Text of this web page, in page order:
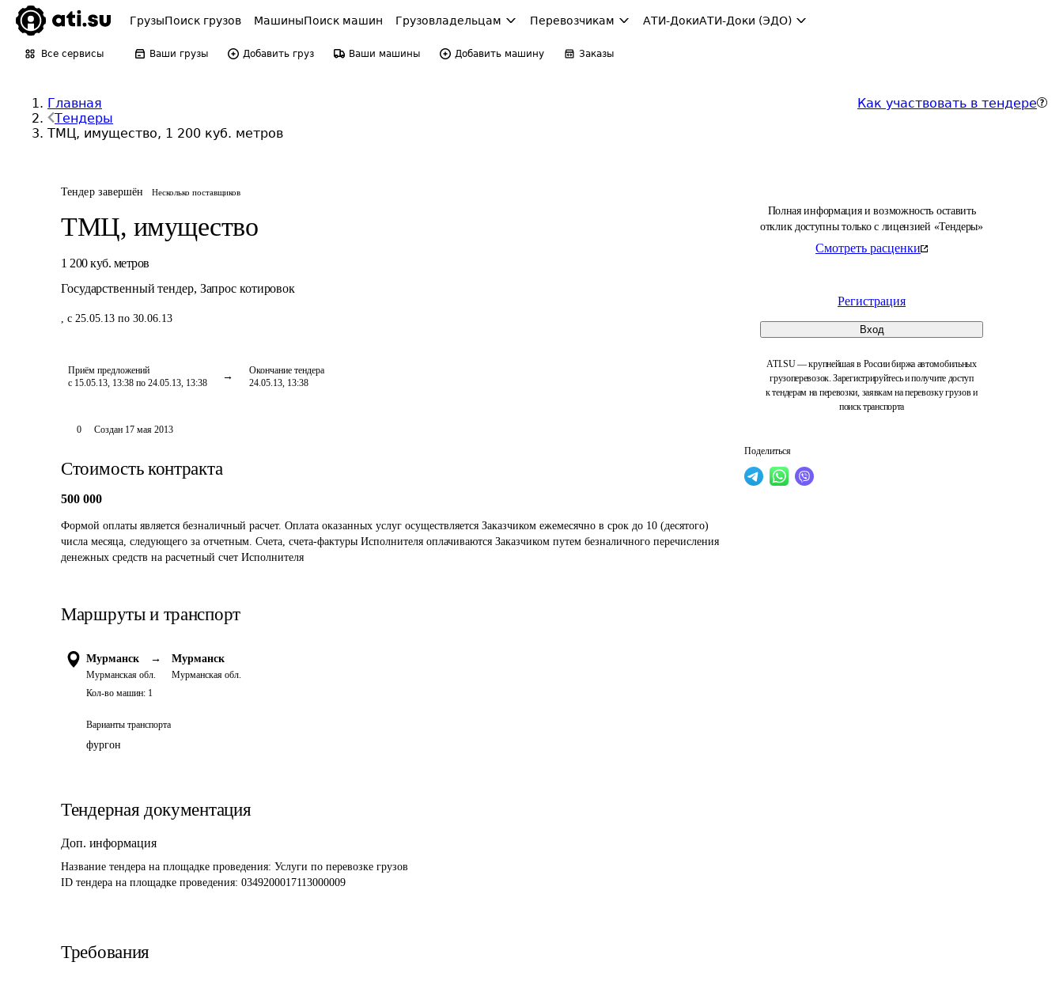
ГрузыПоиск грузов МашиныПоиск машин Грузовладельцам Перевозчикам АТИ-ДокиАТИ-Доки (ЭДО)
Все сервисы Ваши грузы Добавить груз Ваши машины Добавить машину Заказы
Главная
Тендеры
ТМЦ, имущество, 1 200 куб. метров
Как участвовать в тендере
Тендер завершён Несколько поставщиков
ТМЦ, имущество
1 200 куб. метров
Государственный тендер, Запрос котировок
, с 25.05.13 по 30.06.13
Приём предложений
с 15.05.13, 13:38 по 24.05.13, 13:38
Окончание тендера
24.05.13, 13:38
Полная информация и возможность оставить
отклик доступны только с лицензией «Тендеры»
Смотреть расценки
Регистрация
Вход
ATI.SU — крупнейшая в России биржа автомобильных
грузоперевозок. Зарегистрируйтесь и получите доступ
к тендерам на перевозки, заявкам на перевозку грузов и
поиск транспорта
Поделиться
0 Создан 17 мая 2013
Стоимость контракта
500 000
Формой оплаты является безналичный расчет. Оплата оказанных услуг осуществляется Заказчиком ежемесячно в срок до 10 (десятого)
числа месяца, следующего за отчетным. Счета, счета-фактуры Исполнителя оплачиваются Заказчиком путем безналичного перечисления
денежных средств на расчетный счет Исполнителя
Маршруты и транспорт
Мурманск →
Мурманская обл.
Мурманск
Мурманская обл.
Кол-во машин: 1
Варианты транспорта
фургон
Тендерная документация
Доп. информация
Название тендера на площадке проведения: Услуги по перевозке грузов
ID тендера на площадке проведения: 0349200017113000009
Требования